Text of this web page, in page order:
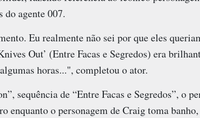
do agente 007.
Eu realmente não sei por que eles
Out’ (Entre Facas e Segredos) era
horas...", completou o ator.
sequência de “Entre Facas e Segredos”, o
enquanto o personagem de Craig toma